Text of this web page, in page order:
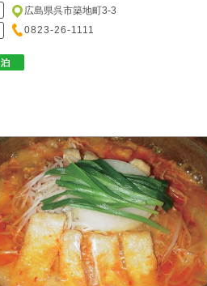
広島県呉市築地町3-3
0823-26-1111